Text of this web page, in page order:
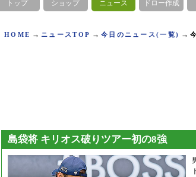
トップ ショップ ニュース ドロー作成
HOME → ニュースTOP →今日のニュース(一覧) →
島袋将 キリオス破りツアー初の8強